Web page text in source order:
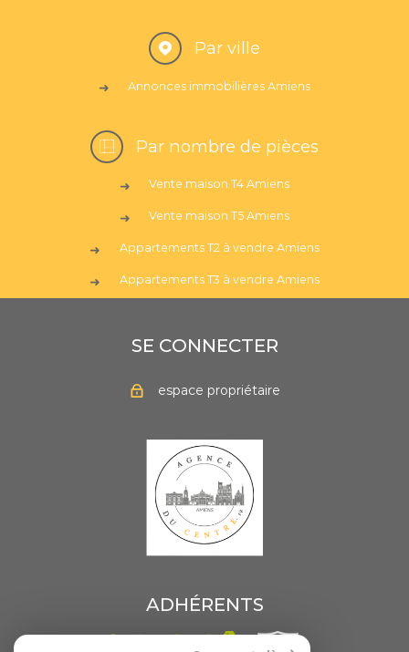
Par ville
Annonces immobilières Amiens
Par nombre de pièces
Vente maison T4 Amiens
Vente maison T5 Amiens
Appartements T2 à vendre Amiens
Appartements T3 à vendre Amiens
SE CONNECTER
espace propriétaire
ADHÉRENTS